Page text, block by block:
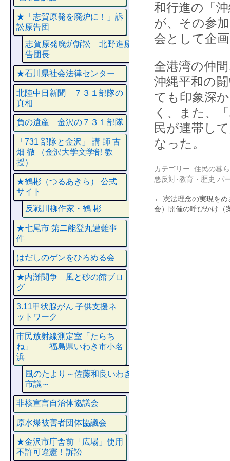
和行進の「
が、その参
会として企
全港湾の仲
沖縄平和の
ても印象深
く、また、
民が連帯し
なった。
カテゴリー: 住民の暮
悪反対･教育・歴史 パ
← 憲法理念の実現を
会）開催の呼びかけ（
★「志賀原発を廃炉に！」訴
訟原告団
志賀原発廃炉訴訟 北野進原
告団長
★石川県社会法律センター
北陸中日新聞 ７３１部隊の
真相
負の遺産 金沢の７３１部隊
「731 部隊と金沢」 講 師 古
畑 徹 （金沢大学文学部 教
授）
★鶴彬（つるあきら） 公式
サイト
反戦川柳作家・鶴 彬
★七尾市 第二能登丸遭難事
件
はだしのゲンをひろめる会
★内灘闘争 風と砂の館ブロ
グ
3.11甲状腺がん 子供支援ネ
ットワーク
市民放射線測定室「たらち
ね」 福島県いわき市小名
浜
風のたより～佐藤和良いわき
市議～
非核宣言自治体協議会
原水爆被害者団体協議会
★金沢市庁舎前「広場」使用
不許可違憲！訴訟